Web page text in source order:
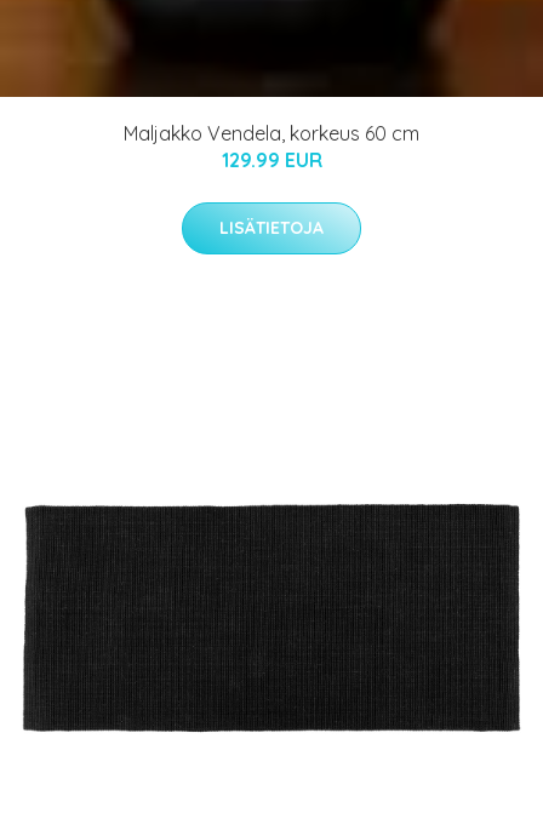
Maljakko Vendela, korkeus 60 cm
129.99 EUR
LISÄTIETOJA